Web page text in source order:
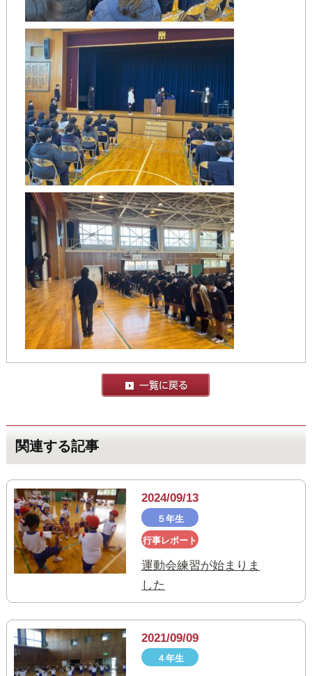
関連する記事
2024/09/13
５年生
行事レポート
運動会練習が始まりま
した
2021/09/09
４年生